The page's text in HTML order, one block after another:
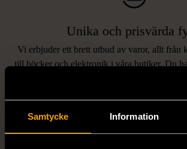
Samtycke Information
Unika och prisvärda
Vi erbjuder ett brett utbud av varor, allt från
till böcker och elektronik i våra butiker. Du
unika och originella föremål som inte finns
LIKNANDE
Hitta produkter som påminner